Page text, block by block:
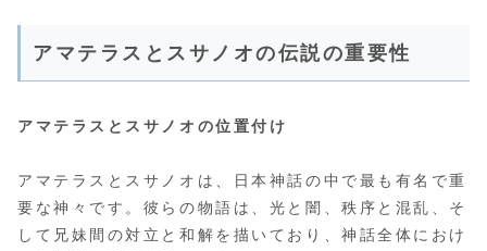
アマテラスとスサノオの伝説の重要性
アマテラスとスサノオの位置付け
アマテラスとスサノオは、日本神話の中で最も有名で重
要な神々です。彼らの物語は、光と闇、秩序と混乱、そ
して兄妹間の対立と和解を描いており、神話全体におけ